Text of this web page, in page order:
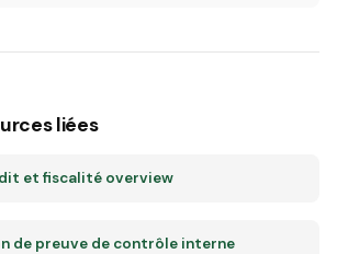
liées
et fiscalité overview
de preuve de contrôle interne